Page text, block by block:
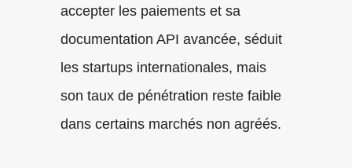
accepter les paiements et sa
documentation API avancée, séduit
les startups internationales, mais
son taux de pénétration reste faible
dans certains marchés non agréés.